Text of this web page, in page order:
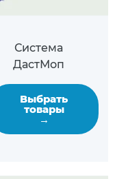
Система
ДастМоп
Выбрать
товары
→